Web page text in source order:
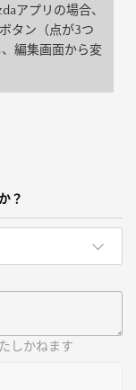
アプリの場合、
タン（点が3つ
編集画面から変
？
しかねます